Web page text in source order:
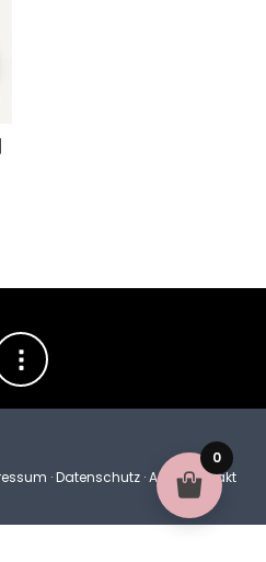
können
der
Produktseite
gewählt
werden
·Datenschutz ·AGB·Kontakt
0